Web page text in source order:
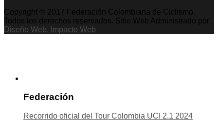
Copyright © 2017 Federación Colombiana de Ciclismo.
Todos los derechos reservados. Sitio Web Administrado por
Diseño Web. Impacto Web
Federación
Recorrido oficial del Tour Colombia UCI 2.1 2024